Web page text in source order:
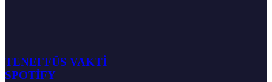
TENEFFÜS VAKTİ
SPOTİFY